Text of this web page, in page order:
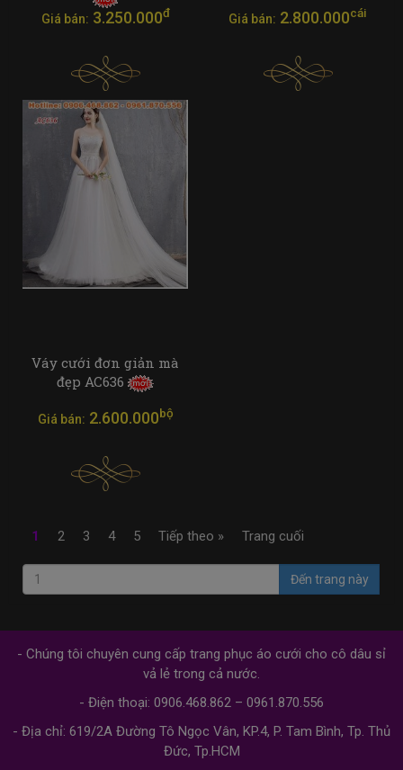
Giá bán: 3.250.000đ Giá bán: 2.800.000cái
Váy cưới đơn giản mà
đẹp AC636
Giá bán: 2.600.000bộ
1 2 3 4 5 Tiếp theo » Trang cuối
Đến trang này
- Chúng tôi chuyên cung cấp trang phục áo cưới cho cô dâu sỉ
vả lẻ trong cả nước.
- Điện thoại: 0906.468.862 – 0961.870.556
- Địa chỉ: 619/2A Đường Tô Ngọc Vân, KP.4, P. Tam Bình, Tp. Thủ
Đức, Tp.HCM